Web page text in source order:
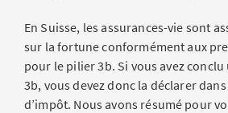
En Suisse, les assurances-vie sont
sur la fortune conformément aux
pour le pilier 3b. Si vous avez
3b, vous devez donc la déclarer
d’impôt. Nous avons résumé pour